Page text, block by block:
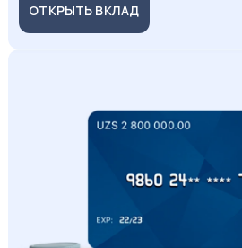
ОТКРЫТЬ ВКЛАД